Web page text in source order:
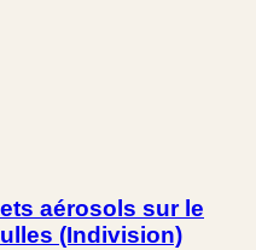
aérosols sur le
(Indivision)